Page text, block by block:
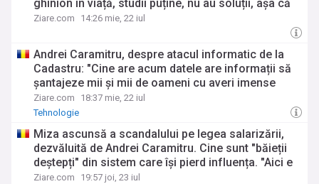
ghinion în viață, studii puține, nu au soluții, așa că
se agată de orice guru"
Ziare.com 14:26 mie, 22 iul
Andrei Caramitru, despre atacul informatic de la
Cadastru: "Cine are acum datele are informații să
șantajeze mii și mii de oameni cu averi imense
nejustificate"
Ziare.com
18:37 mie, 22 iul
Tehnologie
Miza ascunsă a scandalului pe legea salarizării,
dezvăluită de Andrei Caramitru. Cine sunt "băieții
deștepți" din sistem care își pierd influența. "Aici e
nenorocirea lor"
Ziare.com 19:57 joi, 23 iul